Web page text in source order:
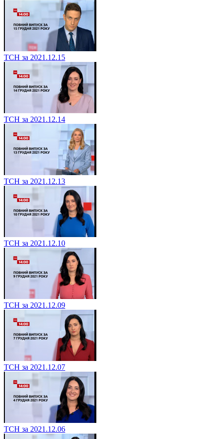
ТСН за 2021.12.15
ТСН за 2021.12.14
ТСН за 2021.12.13
ТСН за 2021.12.10
ТСН за 2021.12.09
ТСН за 2021.12.07
ТСН за 2021.12.06